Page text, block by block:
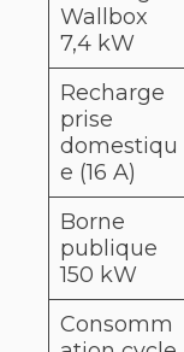
Wallbox
7,4 kW
Recharge
prise
domestiqu
e (16 A)
Borne
publique
150 kW
Consomm